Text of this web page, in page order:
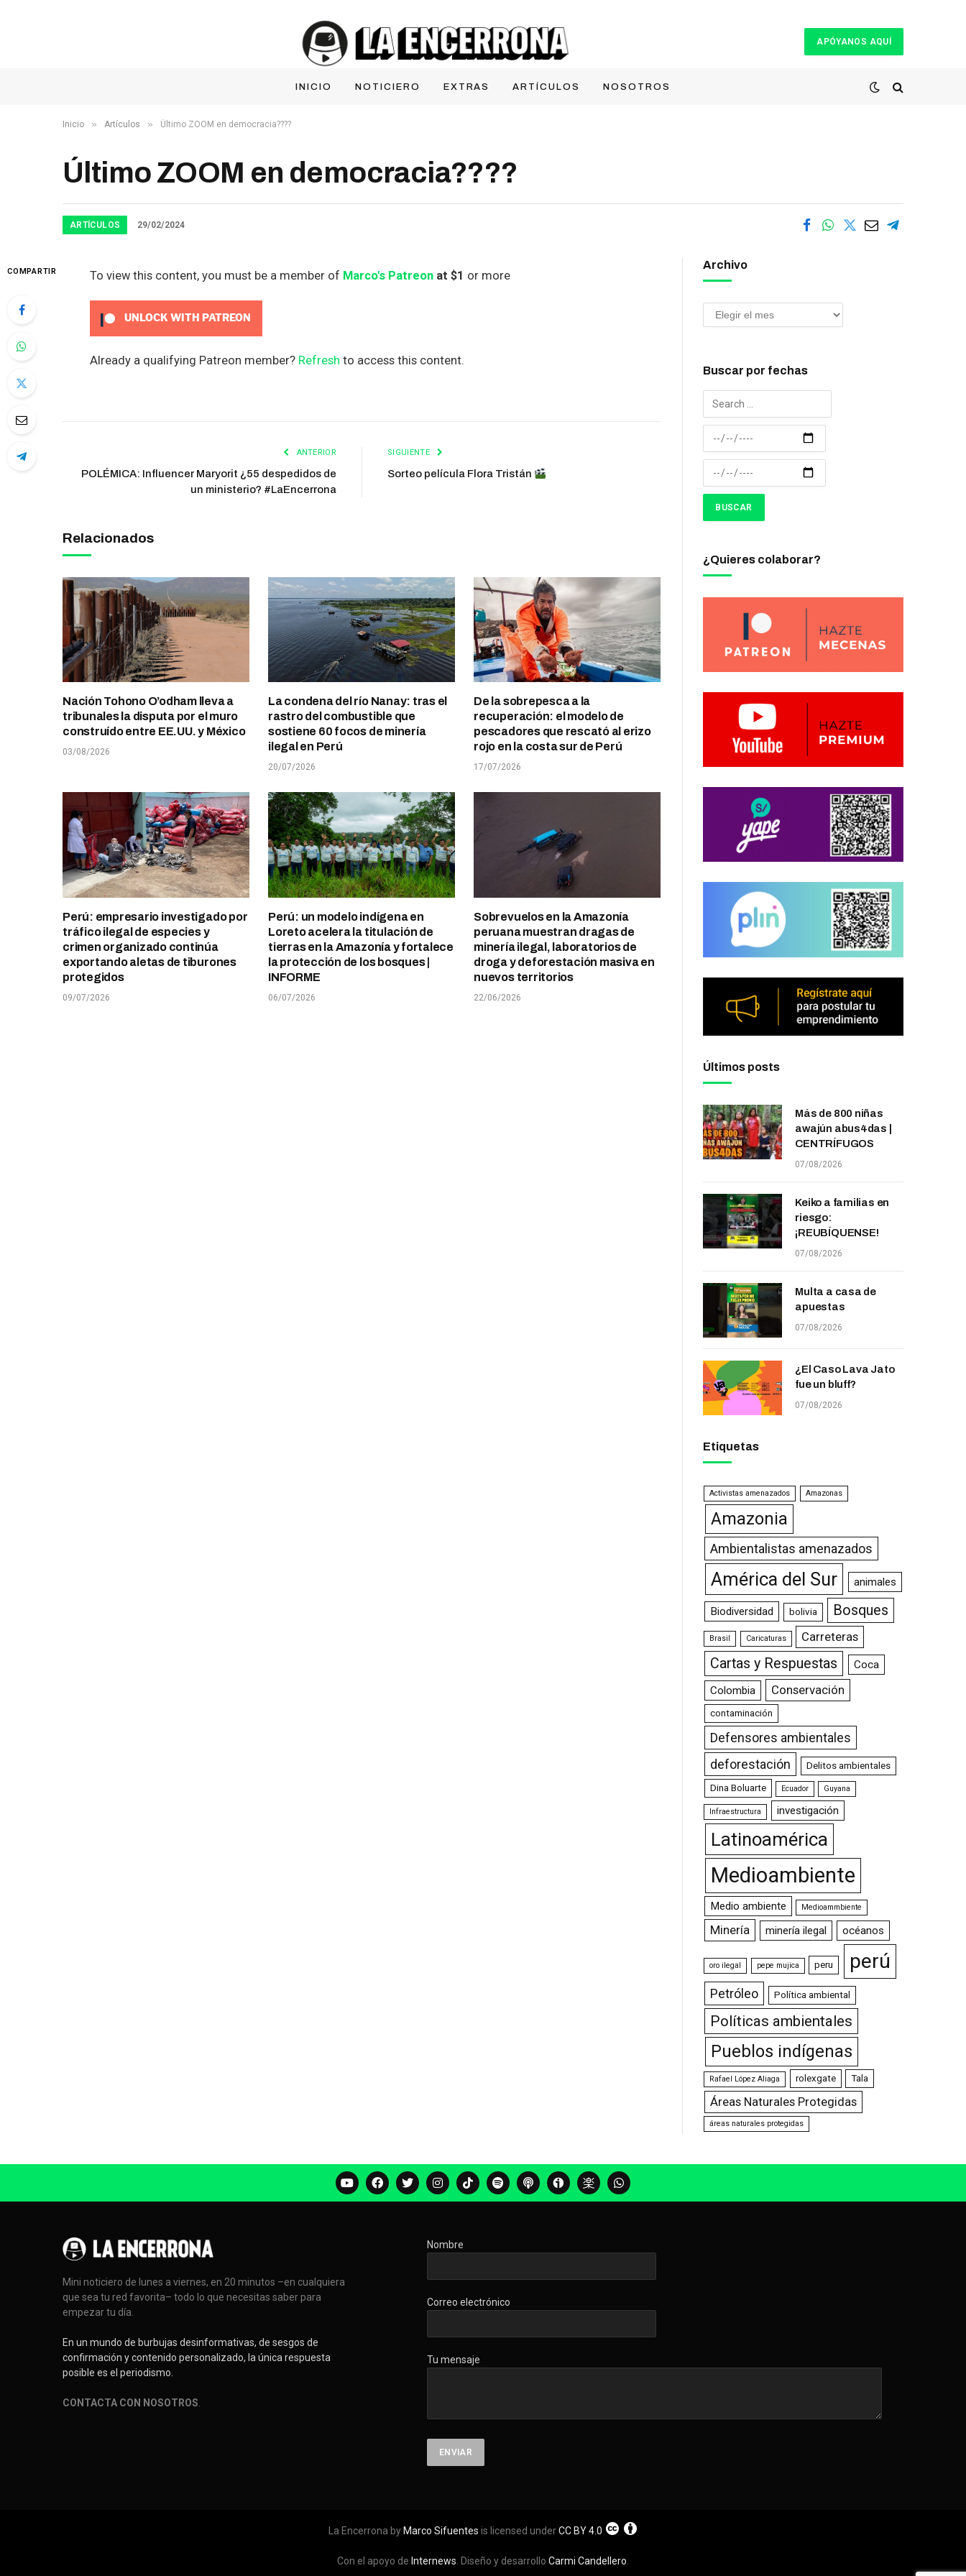
APÓYANOS AQUÍ
INICIO NOTICIERO EXTRAS ARTÍCULOS NOSOTROS
Inicio » Artículos » Último ZOOM en democracia????
Último ZOOM en democracia????
ARTÍCULOS 29/02/2024
COMPARTIR To view this content, you must be a member of Marco's Patreonat $1 or more
UNLOCK WITH PATREON
Already a qualifying Patreon member? Refresh to access this content.
ANTERIOR
POLÉMICA: Influencer Maryorit ¿55 despedidos de
un ministerio? #LaEncerrona
SIGUIENTE
Sorteo película Flora Tristán
Relacionados
Nación Tohono O’odham lleva a
tribunales la disputa por el muro
construído entre EE.UU. y México
03/08/2026
La condena del río Nanay: tras el
rastro del combustible que
sostiene 60 focos de minería
ilegal en Perú
20/07/2026
De la sobrepesca a la
recuperación: el modelo de
pescadores que rescató al erizo
rojo en la costa sur de Perú
17/07/2026
Perú: empresario investigado por
tráfico ilegal de especies y
crimen organizado continúa
exportando aletas de tiburones
protegidos
09/07/2026
Perú: un modelo indígena en
Loreto acelera la titulación de
tierras en la Amazonía y fortalece
la protección de los bosques |
INFORME
06/07/2026
Sobrevuelos en la Amazonía
peruana muestran dragas de
minería ilegal, laboratorios de
droga y deforestación masiva en
nuevos territorios
22/06/2026
Archivo
Buscar por fechas
¿Quieres colaborar?
Últimos posts
Más de 800 niñas
awajún abus4das |
CENTRÍFUGOS
07/08/2026
Keiko a familias en
riesgo:
¡REUBÍQUENSE!
07/08/2026
Multa a casa de
apuestas
07/08/2026
¿El Caso Lava Jato
fue un bluff?
07/08/2026
Etiquetas
Activistas amenazados Amazonas
Amazonia
Ambientalistas amenazados
América del Sur animales
Biodiversidad bolivia Bosques
Brasil Caricaturas Carreteras
Cartas y Respuestas
Coca
Colombia
Conservación
contaminación
Defensores ambientales
deforestación
Delitos ambientales
Dina Boluarte Ecuador Guyana
Infraestructura investigación
Latinoamérica
Medioambiente
Medio ambiente Medioammbiente
Minería minería ilegal océanos
oro ilegal pepe mujica peru perú
Petróleo Política ambiental
Políticas ambientales
Pueblos indígenas
Rafael López Aliaga rolexgate Tala
Áreas Naturales Protegidas
áreas naturales protegidas
Mini noticiero de lunes a viernes, en 20 minutos –en cualquiera
que sea tu red favorita– todo lo que necesitas saber para
empezar tu día.
En un mundo de burbujas desinformativas, de sesgos de
confirmación y contenido personalizado, la única respuesta
posible es el periodismo.
CONTACTA CON NOSOTROS
Nombre
Correo electrónico
Tu mensaje
La Encerrona by Marco Sifuentes is licensed underCC BY 4.0
Con el apoyo de Internews . Diseño y desarrollo Carmi Candellero